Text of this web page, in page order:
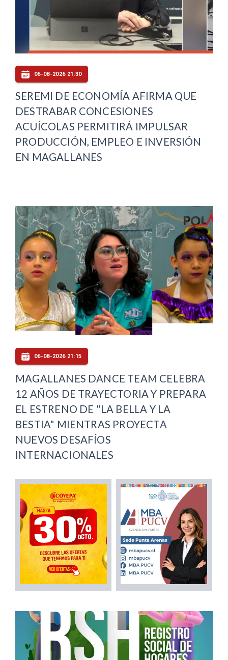
06-08-2026 21:30
SEREMI DE ECONOMÍA AFIRMA QUE
DESTRABAR CONCESIONES
ACUÍCOLAS PERMITIRÁ IMPULSAR
PRODUCCIÓN, EMPLEO E INVERSIÓN
EN MAGALLANES
06-08-2026 21:15
MAGALLANES DANCE TEAM CELEBRA
12 AÑOS DE TRAYECTORIA Y PREPARA
EL ESTRENO DE "LA BELLA Y LA
BESTIA" MIENTRAS PROYECTA
NUEVOS DESAFÍOS
INTERNACIONALES